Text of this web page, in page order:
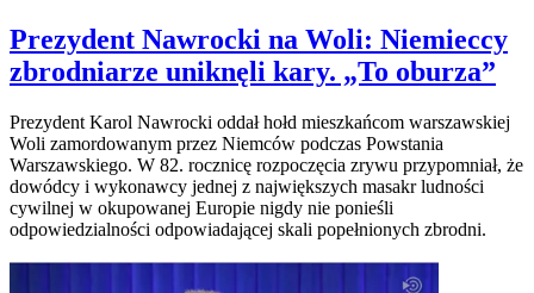
Prezydent Nawrocki na Woli: Niemieccy
zbrodniarze uniknęli kary. „To oburza”
Prezydent Karol Nawrocki oddał hołd mieszkańcom warszawskiej
Woli zamordowanym przez Niemców podczas Powstania
Warszawskiego. W 82. rocznicę rozpoczęcia zrywu przypomniał, że
dowódcy i wykonawcy jednej z największych masakr ludności
cywilnej w okupowanej Europie nigdy nie ponieśli
odpowiedzialności odpowiadającej skali popełnionych zbrodni.